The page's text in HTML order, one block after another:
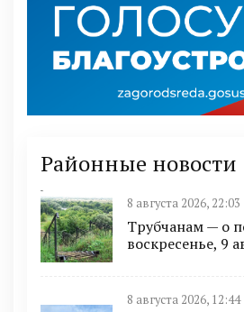
Районные новости
8 августа 2026, 22:03
Трубчанам — о
воскресенье, 9
8 августа 2026, 12:44